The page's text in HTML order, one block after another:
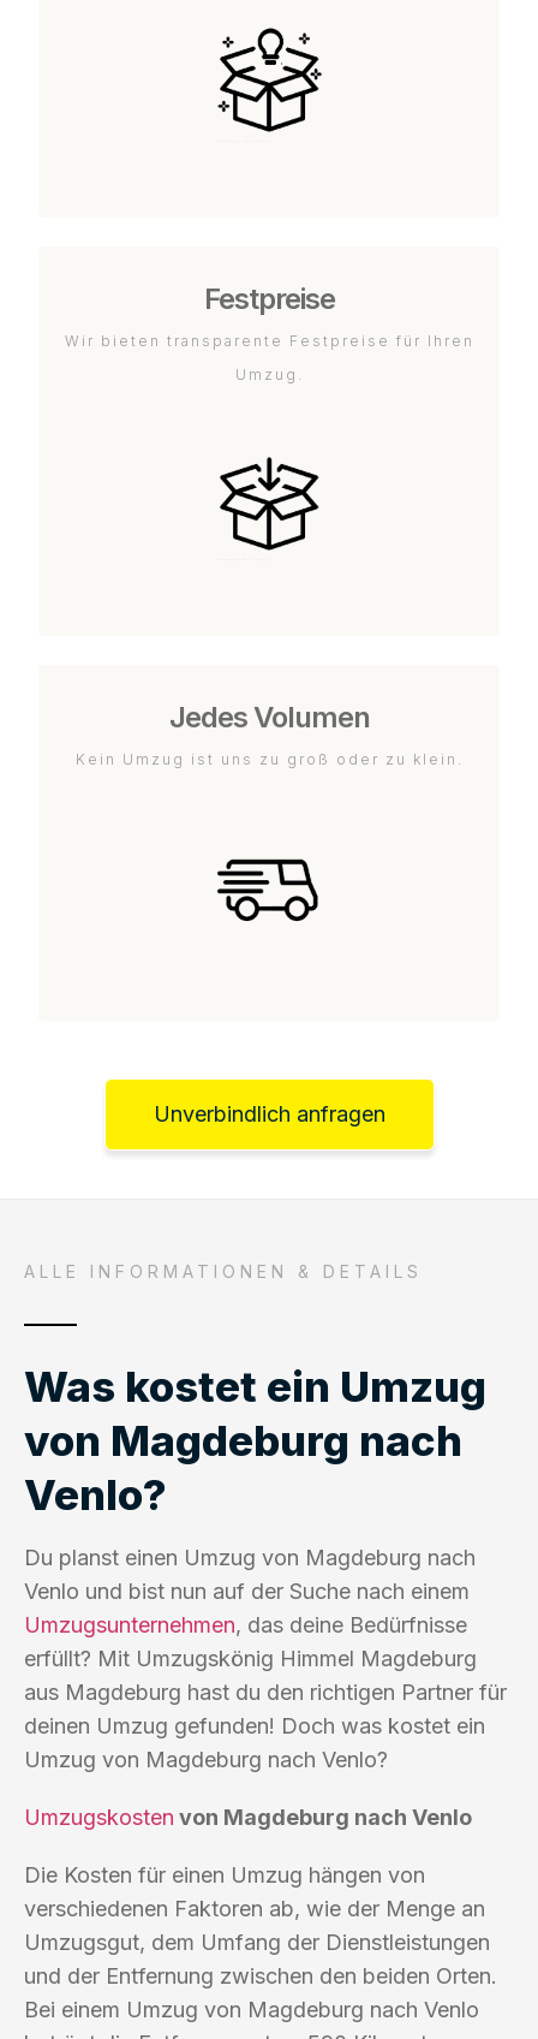
Festpreise
Wir bieten transparente Festpreise für Ihren
Umzug.
Jedes Volumen
Kein Umzug ist uns zu groß oder zu klein.
Unverbindlich anfragen
ALLE INFORMATIONEN & DETAILS
Was kostet ein Umzug
von Magdeburg nach
Venlo?
Du planst einen Umzug von Magdeburg nach
Venlo und bist nun auf der Suche nach einem
Umzugsunternehmen, das deine Bedürfnisse
erfüllt? Mit Umzugskönig Himmel Magdeburg
aus Magdeburg hast du den richtigen Partner für
deinen Umzug gefunden! Doch was kostet ein
Umzug von Magdeburg nach Venlo?
Umzugskosten von Magdeburg nach Venlo
Die Kosten für einen Umzug hängen von
verschiedenen Faktoren ab, wie der Menge an
Umzugsgut, dem Umfang der Dienstleistungen
und der Entfernung zwischen den beiden Orten.
Bei einem Umzug von Magdeburg nach Venlo